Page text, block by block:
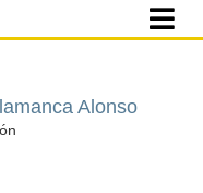
Alonso